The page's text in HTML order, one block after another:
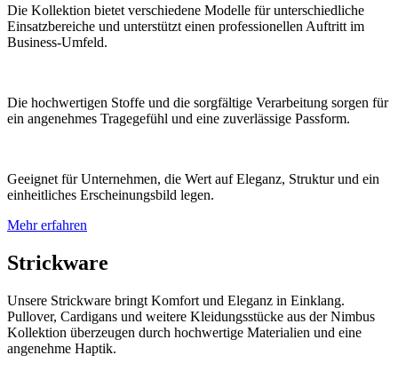
Die Kollektion bietet verschiedene Modelle für unterschiedliche
Einsatzbereiche und unterstützt einen professionellen Auftritt im
Business-Umfeld.
Die hochwertigen Stoffe und die sorgfältige Verarbeitung sorgen für
ein angenehmes Tragegefühl und eine zuverlässige Passform.
Geeignet für Unternehmen, die Wert auf Eleganz, Struktur und ein
einheitliches Erscheinungsbild legen.
Mehr erfahren
Strickware
Unsere Strickware bringt Komfort und Eleganz in Einklang.
Pullover, Cardigans und weitere Kleidungsstücke aus der Nimbus
Kollektion überzeugen durch hochwertige Materialien und eine
angenehme Haptik.